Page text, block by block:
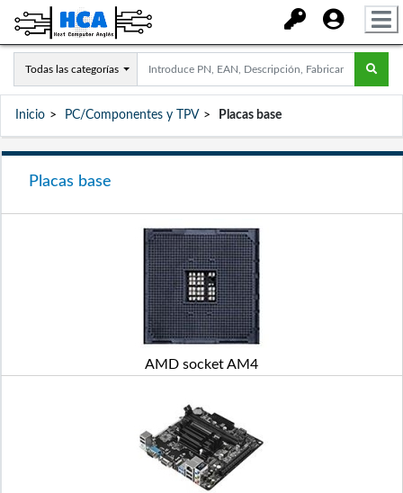
Todas las categorías
Inicio PC/Componentes y TPV Placas base
Placas base
AMD socket AM4